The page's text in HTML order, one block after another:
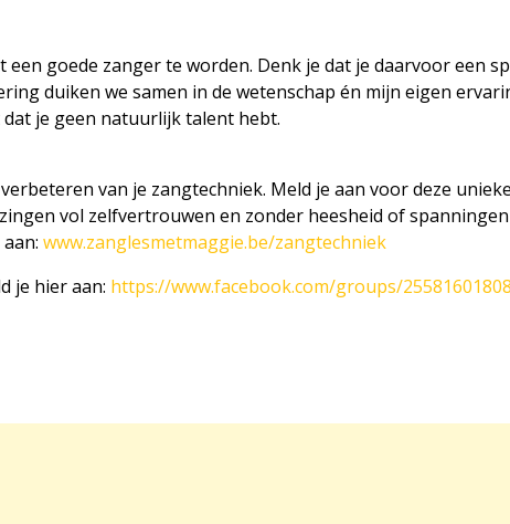
goede zanger te worden. Denk je dat je daarvoor een
duiken we samen in de wetenschap én mijn eigen
je geen natuurlijk talent hebt.
van je zangtechniek. Meld je aan voor deze
vol zelfvertrouwen en zonder heesheid of
www.zanglesmetmaggie.be/zangtechniek
je hier aan: https://www.facebook.com/groups/